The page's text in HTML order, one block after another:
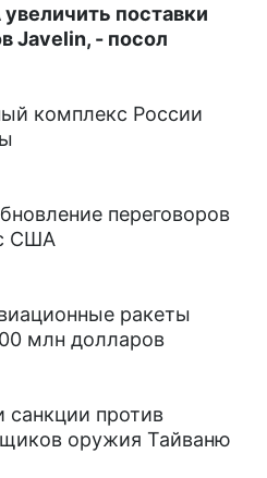
поставки
Javelin, - посол
комплекс России
переговоров
США
ракеты
млн долларов
санкции против
оружия Тайваню